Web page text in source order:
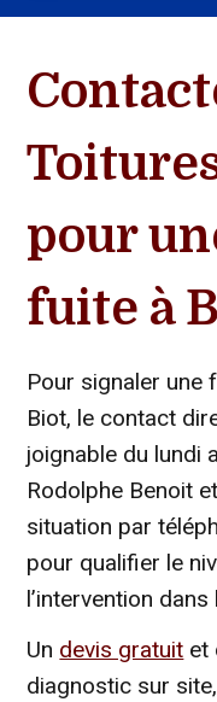
pour
fuite à
Pour signaler une
Biot, le contact
joignable du lundi
Rodolphe Benoit
situation par
pour qualifier le
l’intervention
Un devis gratuit et
diagnostic sur